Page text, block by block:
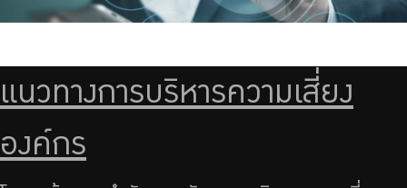
Contact Us
แนวทางการบริหารความเสี่ยง
องค์กร